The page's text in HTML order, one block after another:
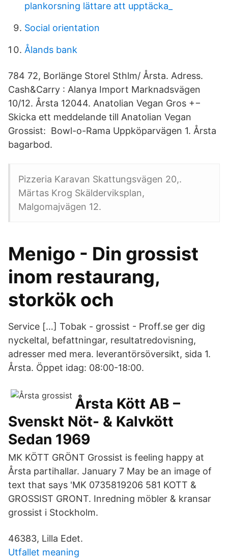
plankorsning lättare att upptäcka_
Social orientation
Ålands bank
784 72, Borlänge Storel Sthlm/ Årsta. Adress.
Cash&Carry : Alanya Import Marknadsvägen
10/12. Årsta 12044. Anatolian Vegan Gros +−
Skicka ett meddelande till Anatolian Vegan
Grossist: Bowl-o-Rama Uppköparvägen 1. Årsta
bagarbod.
Pizzeria Karavan Skattungsvägen 20,.
Märtas Krog Skälderviksplan,
Malgomajvägen 12.
Menigo - Din grossist
inom restaurang,
storkök och
Service […] Tobak - grossist - Proff.se ger dig
nyckeltal, befattningar, resultatredovisning,
adresser med mera. leverantörsöversikt, sida 1.
Årsta. Öppet idag: 08:00-18:00.
Årsta Kött AB –
Svenskt Nöt- & Kalvkött
Sedan 1969
MK KÖTT GRÖNT Grossist is feeling happy at
Årsta partihallar. January 7 May be an image of
text that says 'MK 0735819206 581 KOTT &
GROSSIST GRONT. Inredning möbler & kransar
grossist i Stockholm.
46383, Lilla Edet.
Utfallet meaning